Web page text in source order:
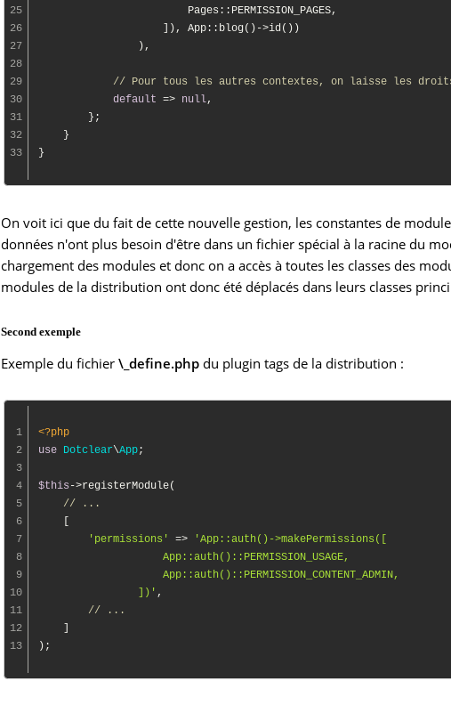
25
26
27
28
29
30
31
32
33
                        Pages::PERMISSION_PAGES,
                    ]), App::blog()->id())
                ),
// Pour tous les autres contextes, on laisse les
default => null,
        };
    }
On voit ici que du fait de cette nouvelle gestion, les constantes de
données n'ont plus besoin d'être dans un fichier spécial à la racine du
chargement des modules et donc on a accès à toutes les classes des
modules de la distribution ont donc été déplacés dans leurs classes
Second exemple
Exemple du fichier\_define.php du plugin tags de la distribution :
1
2
3
4
5
6
7
8
9
10
11
12
13
<?php
use Dotclear\App;
$this ->registerModule(
// ...
    [
'permissions'
=>
'App::auth()->makePermissions([
                    App::auth()::PERMISSION_USAGE,
                    App::auth()::PERMISSION_CONTENT_ADMIN,
                ])'
,
// ...
    ]